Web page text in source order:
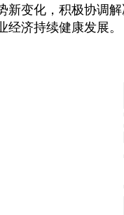
新变化，积极协调
经济持续健康发展。